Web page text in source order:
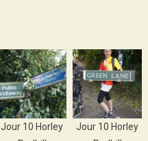
Jour 10 Horley
Jour 10 Horley